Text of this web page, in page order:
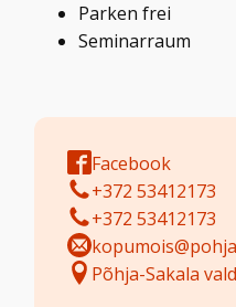
Parken frei
Seminarraum
Facebook
+372 53412173
+372 53412173
Põhja-Sakala